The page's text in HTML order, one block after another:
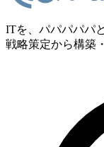
ITを、パパパパパと
戦略策定から構築